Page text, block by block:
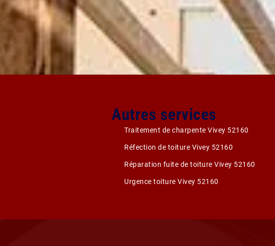
Autres services
Traitement de charpente Vivey 52160
Réfection de toiture Vivey 52160
Réparation fuite de toiture Vivey 52160
Urgence toiture Vivey 52160